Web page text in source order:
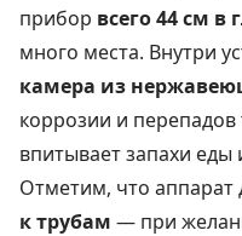
прибор всего 44 см в
много места. Внутри
камера из
коррозии и
впитывает запахи
Отметим, что аппарат
к трубам — при